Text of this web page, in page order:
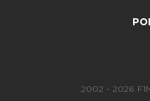
2002 - 2026